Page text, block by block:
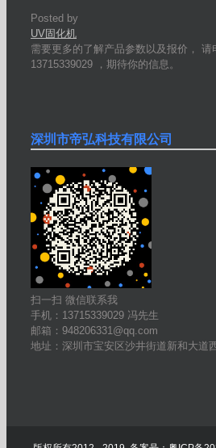
Posted by
UV固化机
需要更多的了解产品参数以及报价， 请
13715339029 ，期待你的信息。
深圳市帝弘科技有限公司
扫一扫 微信联系我
手机：13715339029 冯先生
邮箱：948206331@qq.com
地址：深圳市宝安区沙井街道新和大道